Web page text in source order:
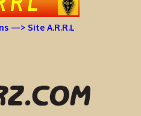
—> Site A.R.R.L